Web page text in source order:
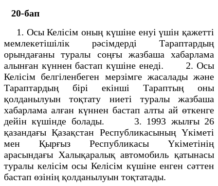
20-бап
1. Осы Келiсiм оның күшiне енуi үшiн қажеттi
мемлекетiшiлiк рәсiмдердi Тараптардың
орындағаны туралы соңғы жазбаша хабарлама
алынған күннен бастап күшiне енедi. 2. Осы
Келiсiм белгiленбеген мерзiмге жасалады және
Тараптардың бiрi екiншi Тараптың оны
қолданылуын тоқтату ниетi туралы жазбаша
хабарлама алған күннен бастап алты ай өткенге
дейiн күшiнде болады. 3. 1993 жылғы 26
қазандағы Қазақстан Республикасының Yкiметi
мен Қырғыз Республикасы Үкiметiнiң
арасындағы Халықаралық автомобиль қатынасы
туралы келiсiм осы Келiсiм күшiне енген сәттен
бастап өзiнiң қолданылуын тоқтатады.